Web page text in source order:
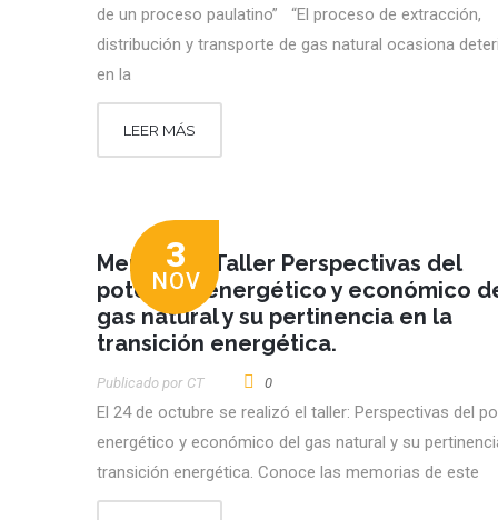
de un proceso paulatino” “El proceso de extracción,
distribución y transporte de gas natural ocasiona
en la
LEER MÁS
3
NOV
Memorias: Taller Perspectivas del
potencial energético y económico
gas natural y su pertinencia en la
transición energética.
Publicado por CT 0
El 24 de octubre se realizó el taller: Perspectivas del
energético y económico del gas natural y su
transición energética. Conoce las memorias de este